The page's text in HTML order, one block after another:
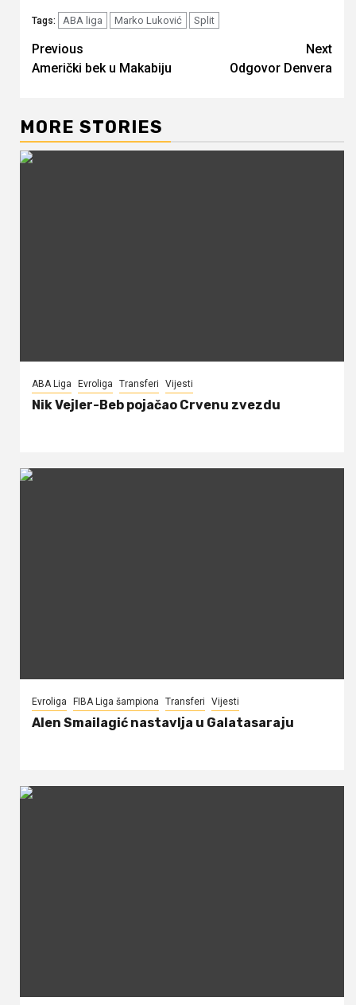
Tags: ABA liga Marko Luković Split
Continue
Reading
Previous
Američki bek u Makabiju
Next
Odgovor Denvera
MORE STORIES
ABA Liga Evroliga Transferi Vijesti
Nik Vejler-Beb pojačao Crvenu zvezdu
Evroliga FIBA Liga šampiona Transferi Vijesti
Alen Smailagić nastavlja u Galatasaraju